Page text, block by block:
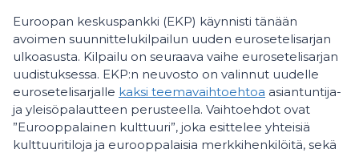
Euroopan keskuspankki (EKP) käynnisti tänään
avoimen suunnittelukilpailun uuden eurosetelisarjan
ulkoasusta. Kilpailu on seuraava vaihe eurosetelisarjan
uudistuksessa. EKP:n neuvosto on valinnut uudelle
eurosetelisarjalle kaksi teemavaihtoehtoa asiantuntija-
ja yleisöpalautteen perusteella. Vaihtoehdot ovat
”Eurooppalainen kulttuuri”, joka esittelee yhteisiä
kulttuuritiloja ja eurooppalaisia merkkihenkilöitä, sekä